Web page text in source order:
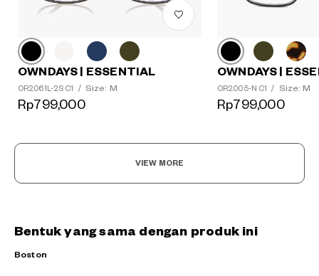
OWNDAYS | ESSENTIAL
OR2061L-2S C1 / Size: M
Rp799,000
OWNDAYS |
OR2005-N C1 / Size: M
Rp799,000
VIEW MORE
Bentuk yang sama dengan produk ini
Boston